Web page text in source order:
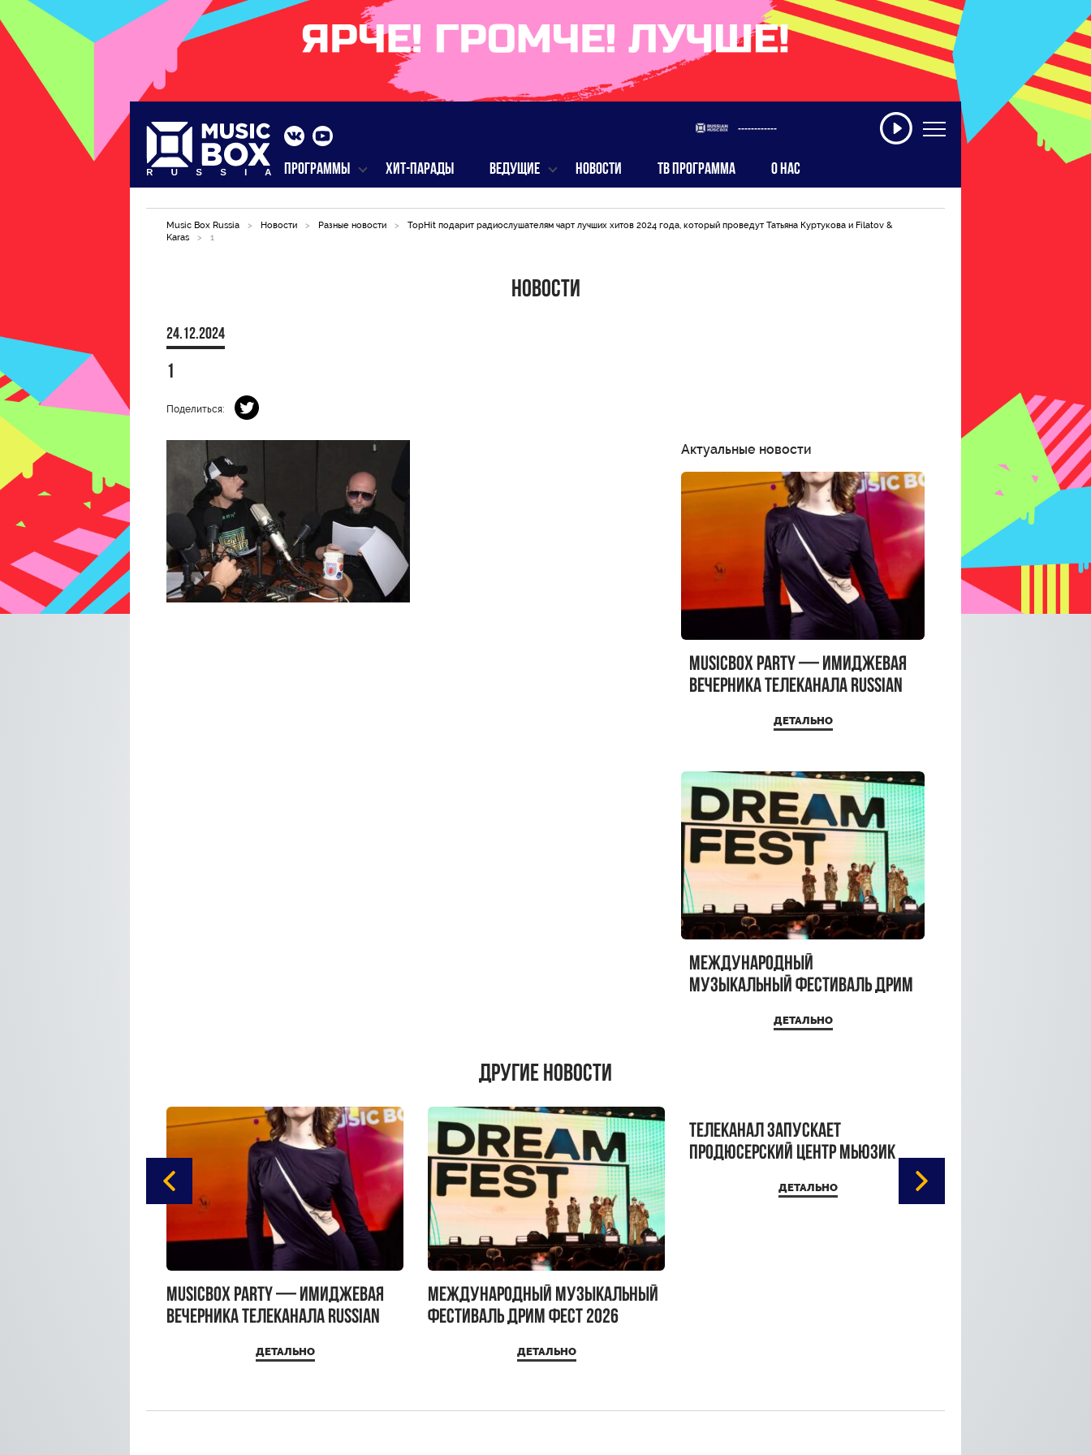
------------
ПРОГРАММЫ ХИТ-ПАРАДЫ ВЕДУЩИЕ НОВОСТИ ТВ ПРОГРАММА О НАС
Music Box Russia > Новости > Разные новости >
TopHit подарит радиослушателям чарт лучших хитов 2024 года, который проведут Татьяна Куртукова и Filatov &
Karas
> 1
Новости
24.12.2024
1
Поделиться:
Актуальные новости
MUSICBOX PARTY — имиджевая
вечерника телеканала RUSSIAN
ДЕТАЛЬНО
Международный
музыкальный фестиваль ДРИМ
ДЕТАЛЬНО
Другие новости
MUSICBOX PARTY — имиджевая
вечерника телеканала RUSSIAN
ДЕТАЛЬНО
Международный музыкальный
фестиваль ДРИМ ФЕСТ 2026
ДЕТАЛЬНО
Телеканал запускает
продюсерский центр Мьюзик
ДЕТАЛЬНО